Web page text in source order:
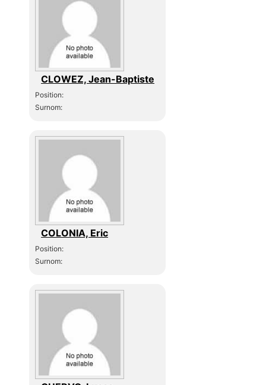
CLOWEZ, Jean-Baptiste
Position:
Surnom:
COLONIA, Eric
Position:
Surnom: